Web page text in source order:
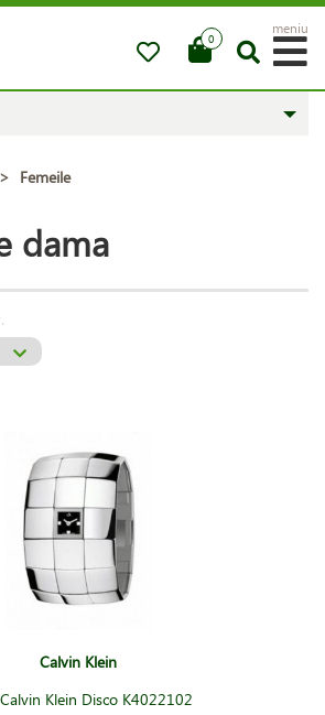
0
meniu
> Femeile
dama
Calvin Klein
Klein Disco K4022102